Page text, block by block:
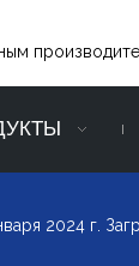
2024 г.